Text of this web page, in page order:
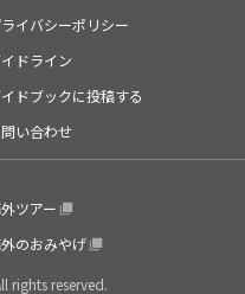
イバシーポリシー
ドライン
ドブックに投稿する
い合わせ
ツアー
のおみやげ
rights reserved.